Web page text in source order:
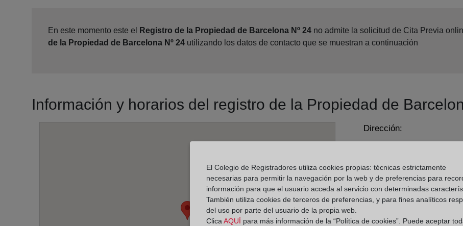
En este momento este el Registro de la Propiedad de Barcelona Nº 24 no admite la solicitud de Cita Previa
de la Propiedad de Barcelona Nº 24 utilizando los datos de contacto que se muestran a continuación
Información y horarios del registro de la Propiedad de
Dirección:
Paseo de la Zona
Horario:
De lunes a viernes de
Agosto: De lunes a
Los días 24 y 31 de
El Colegio de Registradores utiliza cookies propias: técnicas estrictamente
necesarias para permitir la navegación por la web y de preferencias para
información para que el usuario acceda al servicio con determinadas
También utiliza cookies de terceros de preferencias, y para fines analíticos
del uso por parte del usuario de la propia web.
ClicaAQUÍ para más información de la “Política de cookies”. Puede aceptar